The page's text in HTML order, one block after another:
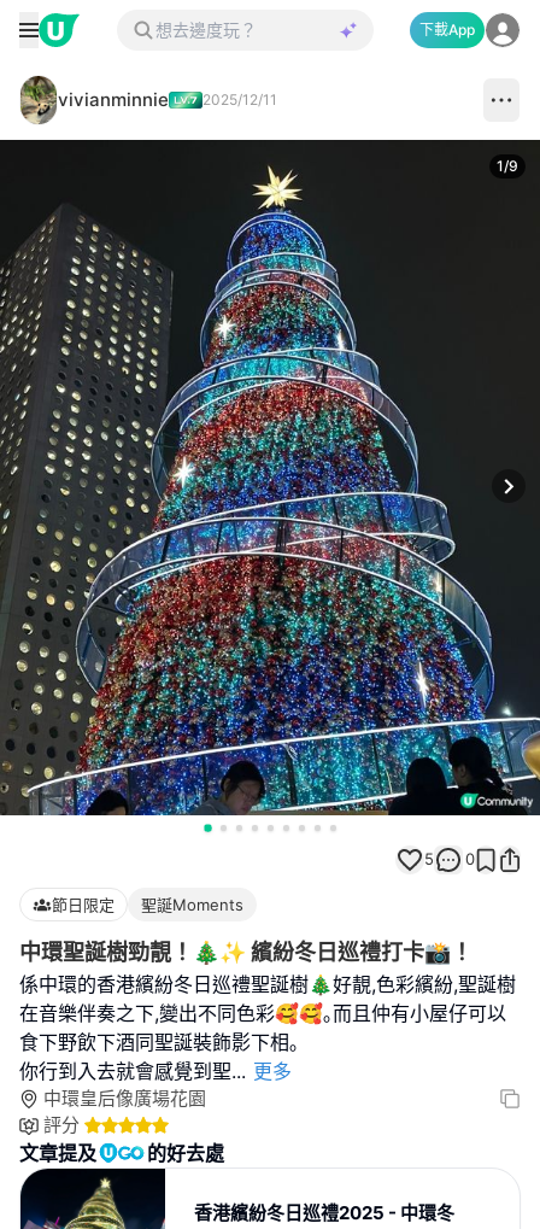
下載App
vivianminnie 2025/12/11
1/9
5 0
節日限定 聖誕Moments
中環聖誕樹勁靚！🎄✨ 繽紛冬日巡禮打卡📸！
係中環的香港繽紛冬日巡禮聖誕樹🎄好靚,色彩繽紛,聖誕樹
在音樂伴奏之下,變出不同色彩🥰🥰｡而且仲有小屋仔可以
食下野飲下酒同聖誕裝飾影下相｡
你行到入去就會感覺到聖... 更多
中環皇后像廣場花園
評分
文章提及 的好去處
香港繽紛冬日巡禮2025 - 中環冬